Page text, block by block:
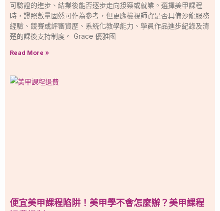
可驗證的進步、結業後能否逐步走向接案或就業。選擇美甲課程
時，證照數量固然可作為參考，但更應檢視師資是否具備沙龍服務
經驗、競賽或評審資歷、系統化教學能力、學員作品進步紀錄及清
楚的課後支持制度。 Grace 優雅國
Read More »
便宜美甲課程陷阱！美甲學不會怎麼辦？美甲課程